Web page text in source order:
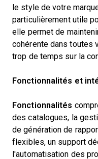
le style de votre
particulièrement utile
elle permet de
cohérente dans toutes
trop de temps sur la
Fonctionnalités et
Fonctionnalités
des catalogues, la
de génération de
flexibles, un support
l'automatisation des